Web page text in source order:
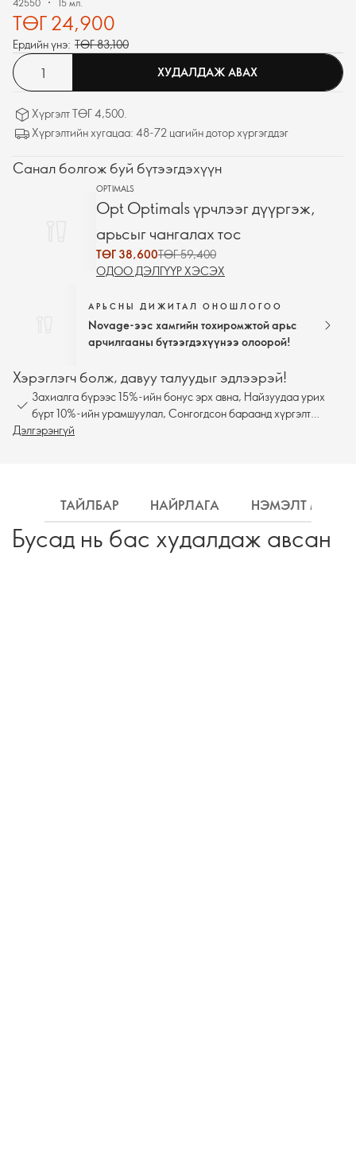
ТӨГ 24,900
Ердийн үнэ: ТӨГ 83,100
ХУДАЛДАЖ АВАХ
Хүргэлт ТӨГ 4,500.
Хүргэлтийн хугацаа: 48-72 цагийн дотор хүргэгддэг
Санал болгож буй бүтээгдэхүүн
OPTIMALS
Opt Optimals үрчлээг дүүргэж,
арьсыг чангалах тос
ТӨГ 38,600ТӨГ 59,400
ОДОО ДЭЛГҮҮР ХЭСЭХ
АРЬСНЫ ДИЖИТАЛ ОНОШЛОГОО
Novage-ээс хамгийн тохиромжтой арьс
арчилгааны бүтээгдэхүүнээ олоорой!
Хэрэглэгч болж, давуу талуудыг эдлээрэй!
Захиалга бүрээс 15%-ийн бонус эрх авна, Найзуудаа урих
бүрт 10%-ийн урамшуулал, Сонгогдсон бараанд хүргэлт
үнэгүй
Дэлгэрэнгүй
ТАЙЛБАР НАЙРЛАГА НЭМЭЛТ
Бусад нь бас худалдаж авсан